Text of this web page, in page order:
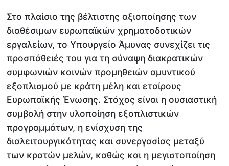
Στο πλαίσιο της βέλτιστης αξιοποίησης των
διαθέσιμων ευρωπαϊκών χρηματοδοτικών
εργαλείων, το Υπουργείο Άμυνας συνεχίζει τις
προσπάθειές του για τη σύναψη διακρατικών
συμφωνιών κοινών προμηθειών αμυντικού
εξοπλισμού με κράτη μέλη και εταίρους
Ευρωπαϊκής Ένωσης. Στόχος είναι η ουσιαστική
συμβολή στην υλοποίηση εξοπλιστικών
προγραμμάτων, η ενίσχυση της
διαλειτουργικότητας και συνεργασίας μεταξύ
των κρατών μελών, καθώς και η μεγιστοποίηση